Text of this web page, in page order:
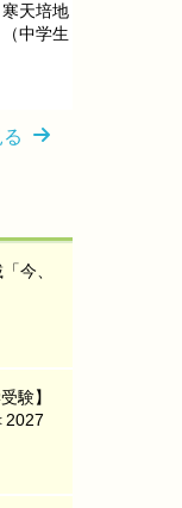
寒天培地
中学生
今、
験】
2027